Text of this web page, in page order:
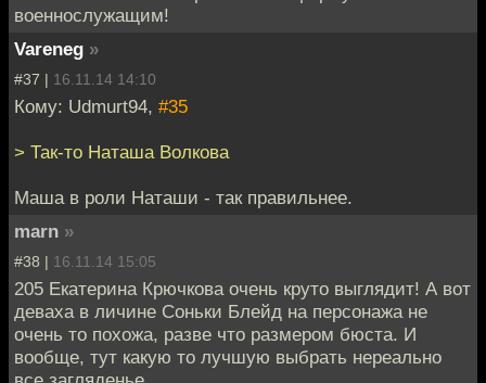
военнослужащим!
Vareneg »
#37 | 16.11.14 14:10
Кому: Udmurt94, #35
> Так-то Наташа Волкова
Маша в роли Наташи - так правильнее.
marn »
#38 | 16.11.14 15:05
205 Екатерина Крючкова очень круто выглядит! А вот
деваха в личине Соньки Блейд на персонажа не
очень то похожа, разве что размером бюста. И
вообще, тут какую то лучшую выбрать нереально